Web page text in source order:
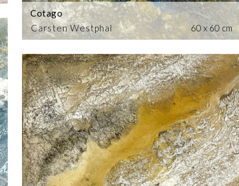
Carsten Westphal
Cotago
60 x 60 cm